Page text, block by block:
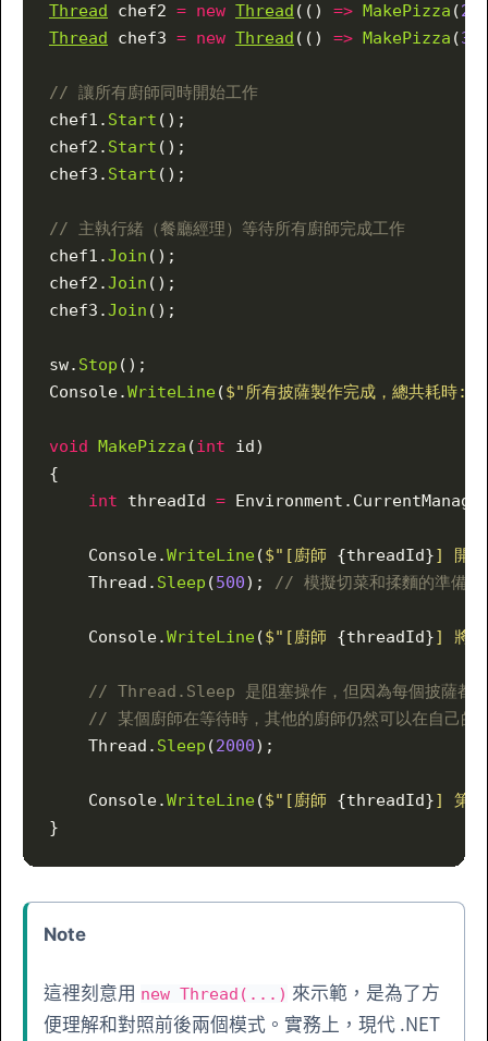
Thread chef2 = new Thread (() => MakePizza (2
Thread chef3 = new Thread (() => MakePizza (3
// 讓所有廚師同時開始工作
chef1. Start ();
chef2. Start ();
chef3. Start ();
// 主執行緒（餐廳經理）等待所有廚師完成工作
chef1.Join ();
chef2.Join ();
chef3.Join ();
sw. Stop ();
Console.WriteLine($"所有披薩製作完成，總共耗時:
void MakePizza (int id)
{
    int
threadId =
    Console.
WriteLine($"[廚師 {threadId}] 開
    Thread.
Sleep (500); // 模擬切菜和揉麵的準備時
    Console.
WriteLine($"[廚師 {threadId}] 將
// Thread.Sleep 是阻塞操作，但因為每個披薩都有
// 某個廚師在等待時，其他的廚師仍然可以在自己的
    Thread.
Sleep (2000);
    Console.
WriteLine($"[廚師 {threadId}] 第
}
Note
這裡刻意用 new Thread(...) 來示範，是為了方
便理解和對照前後兩個模式。實務上，現代 .NET